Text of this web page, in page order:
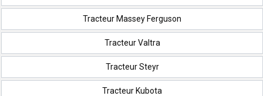
Tracteur Massey Ferguson
Tracteur Valtra
Tracteur Steyr
Tracteur Kubota